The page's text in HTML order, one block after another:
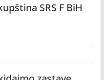
SRS F BiH